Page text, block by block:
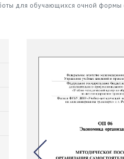
для обучающихся очной